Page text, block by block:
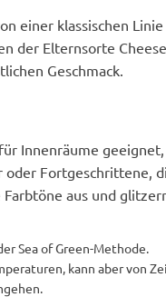
einer klassischen
der Elternsorte
Geschmack.
Innenräume
Fortgeschrittene,
aus und
Sea of ​​Green-Methode.
kann aber von